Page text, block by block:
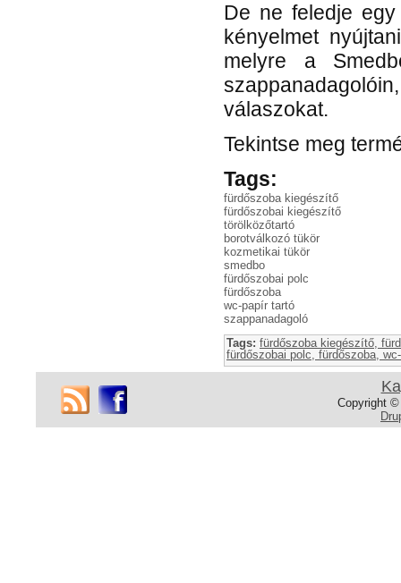
nagyítással
Kozmetikai tükör
Fényes króm
De ne feledje
kényelmet
melyre a
válaszokat.
Tekintse meg
Tags:
fürdőszoba kiegészítő
fürdőszobai kiegészítő
törölközőtartó
borotválkozó tükör
kozmetikai tükör
smedbo
fürdőszobai polc
fürdőszoba
wc-papír tartó
szappanadagoló
Tags: fürdőszoba kiegészítő
fürdőszobai polc fürdőszoba
Copyright ©